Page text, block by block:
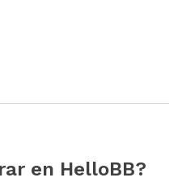
en HelloBB?